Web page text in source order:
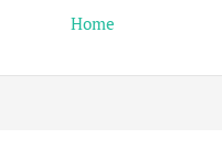
Home